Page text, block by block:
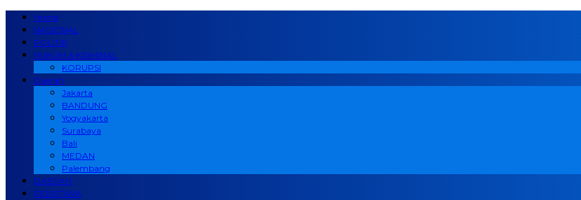
Home
NASIONAL
POLITIK
HUKUM & KRIMINAL
KORUPSI
Daerah
Jakarta
BANDUNG
Yogyakarta
Surabaya
Bali
MEDAN
Palembang
DAERAH
PERISTIWA